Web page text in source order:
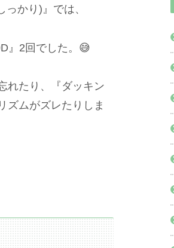
っかり)』では、
』2回でした。😅
れたり、『ダッキン
ズムがズレたりしま